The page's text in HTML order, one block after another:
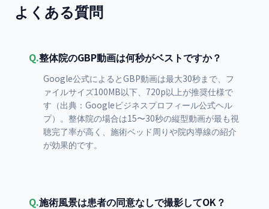
よくある質問
Q.整体院のGBP動画は何秒がベストですか？
Google公式によるとGBP動画は最大30秒まで、フ
ァイルサイズ100MB以下、720p以上が推奨仕様で
す（出典：Googleビジネスプロフィール公式ヘル
プ）。整体院の場合は15〜30秒の縦型動画が最も視
聴完了率が高く、施術ベッド周りや院内導線の紹介
が効果的です。
Q.施術風景は患者の同意なしで撮影してOK？